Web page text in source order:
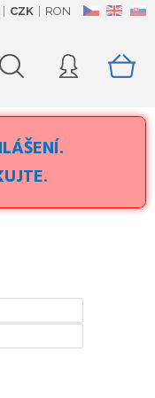
CZ EN SK
CZK RON